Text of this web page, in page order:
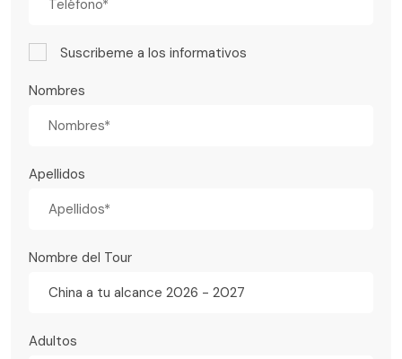
Suscribeme a los informativos
Nombres
Apellidos
Nombre del Tour
China a tu alcance 2026 - 2027
Adultos